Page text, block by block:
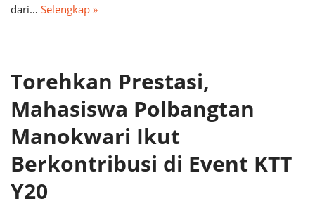
dari… Selengkap »
Torehkan Prestasi,
Mahasiswa Polbangtan
Manokwari Ikut
Berkontribusi di Event KTT
Y20